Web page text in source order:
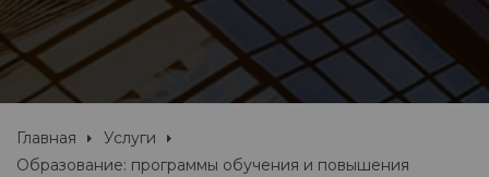
Главная
Услуги
Образование: программы обучения и повышения